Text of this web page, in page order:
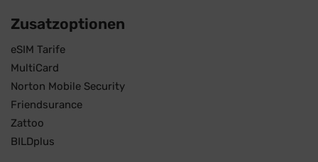
Zusatzoptionen
eSIM Tarife
MultiCard
Norton Mobile Security
Friendsurance
Zattoo
BILDplus